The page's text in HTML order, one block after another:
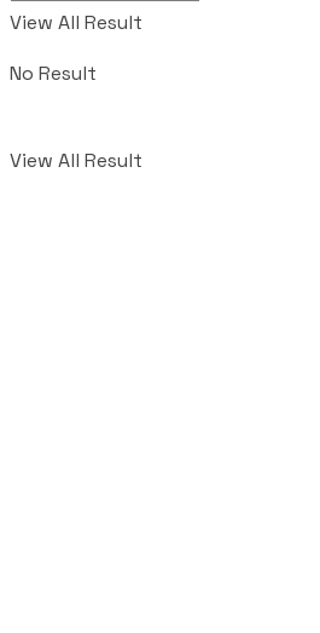
No Result
View All Result
View All Result